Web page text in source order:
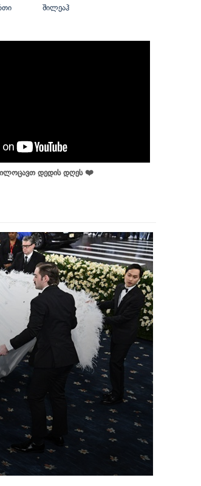
შილეაჰ
დედის დღეს ❤️